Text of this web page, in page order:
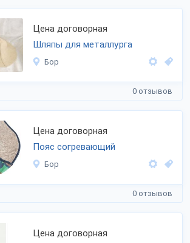
Цена договорная
Шляпы для металлурга
Бор
0 отзывов
Цена договорная
Пояс согревающий
Бор
0 отзывов
Цена договорная